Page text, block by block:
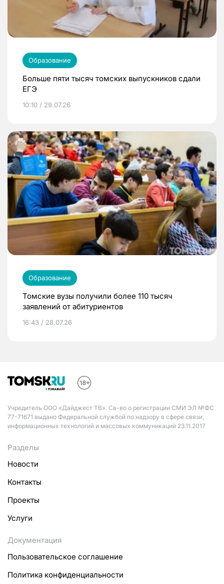
Образование
Больше пяти тысяч томских выпускников сдали
ЕГЭ
10:10 / 29.07.26
Образование
Томские вузы получили более 110 тысяч
заявлений от абитуриентов
16:43 / 28.07.26
Учредитель ООО «Дайджест ТВ». Св-во о регистрации СМИ ЭЛ №ФС
77-71671 выдано Федеральной службой по надзору в сфере связи,
информационных технологий и массовых коммуникаций 23.11.2017
Разделы
Новости
Контакты
Проекты
Услуги
Документация
Пользовательское соглашение
Политика конфиденциальности